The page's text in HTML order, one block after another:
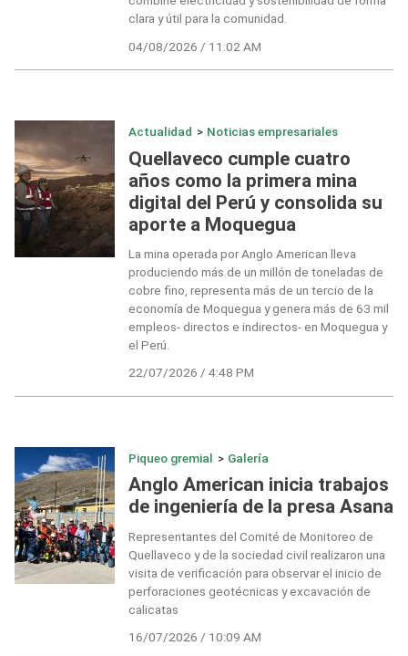
clara y útil para la comunidad.
04/08/2026 / 11:02 AM
Actualidad > Noticias empresariales
Quellaveco cumple cuatro
años como la primera mina
digital del Perú y consolida su
aporte a Moquegua
La mina operada por Anglo American lleva
produciendo más de un millón de toneladas de
cobre fino, representa más de un tercio de la
economía de Moquegua y genera más de 63 mil
empleos- directos e indirectos- en Moquegua y
el Perú.
22/07/2026 / 4:48 PM
Piqueo gremial > Galería
Anglo American inicia trabajos
de ingeniería de la presa Asana
Representantes del Comité de Monitoreo de
Quellaveco y de la sociedad civil realizaron una
visita de verificación para observar el inicio de
perforaciones geotécnicas y excavación de
calicatas
16/07/2026 / 10:09 AM